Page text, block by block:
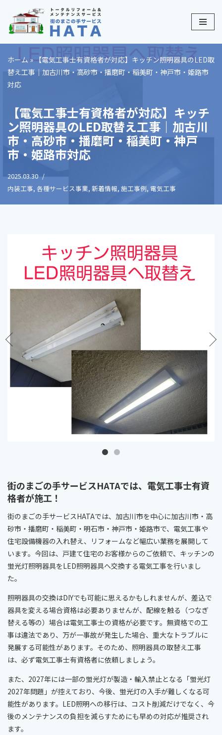
コ
ン
ツ
へ
ッ
プ
ホーム »【電気工事士有資格者が対応】キッチン照明器具のLED取
替え工事｜加古川市・高砂市・播磨町・稲美町・神戸市・姫路市
対応
【電気工事士有資格者が対応】キッチ
ン照明器具のLED取替え工事｜加古川
市・高砂市・播磨町・稲美町・神戸
市・姫路市対応
2025.03.30
内装工事, 各種サービス事業, 新着情報, 施工事例, 電気工事
街のまごの手サービスHATAでは、電気工事士有資
格者が施工！
街のまごの手サービスHATAでは、加古川市を中心に加古川市・高
砂市・播磨町・稲美町・明石市・神戸市・姫路市で、電気工事や
住宅設備機器の入れ替え、リフォームなど幅広い業務を展開して
います。今回は、戸建て住宅のお客様からのご依頼で、キッチンの
蛍光灯照明器具をLED照明器具へ交換する電気工事を行いまし
た。
照明器具の交換はDIYでも可能に思えるかもしれませんが、差込で
器具を変える場合資格は必要ありませんが、配線を触る（つなぎ
替える等の）場合は電気工事士の資格が必要です。無資格での工
事は違法であり、万が一事故が発生した場合、重大なトラブルに
発展する可能性があります。そのため、照明器具の取替え工事
は、必ず電気工事士有資格者に依頼しましょう。
また、2027年には一部の蛍光灯が製造・輸入禁止となる「蛍光灯
2027年問題」が控えており、今後、蛍光灯の入手が難しくなる可
能性があります。LED照明への移行は、コスト削減だけでなく、今
後のメンテナンスの負担を減らすためにも早めの対応が推奨され
ます。